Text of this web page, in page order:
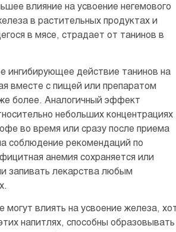
влияние на усвоение негемового
в растительных продуктах и
в мясе, страдает от танинов в
ингибирующее действие танинов на
вместе с пищей или препаратом
более. Аналогичный эффект
небольших концентрациях
во время или сразу после приема
соблюдение рекомендаций по
анемия сохраняется или
запивать лекарства любым
влиять на усвоение железа,
напитлях, способны образовывать